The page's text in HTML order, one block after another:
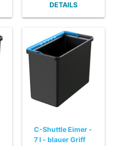
DETAILS
C-Shuttle Eimer -
7 l - blauer Griff